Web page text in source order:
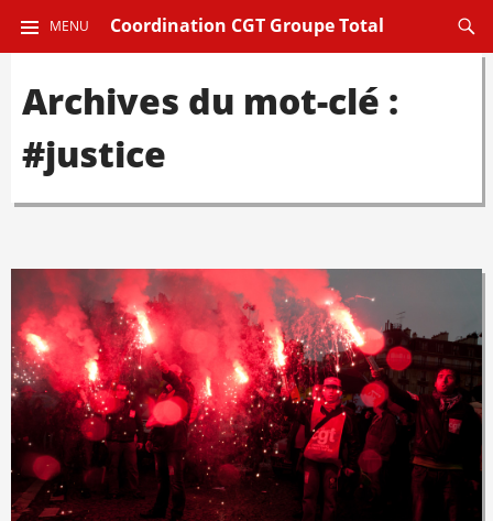
Coordination CGT Groupe Total
MENU
AU
PRINCIPAL
Archives du mot-clé :
#justice